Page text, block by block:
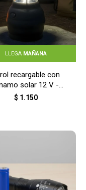
LLEGA MAÑANA
recargable con
solar 12 V -
NEGRO
$ 1.150